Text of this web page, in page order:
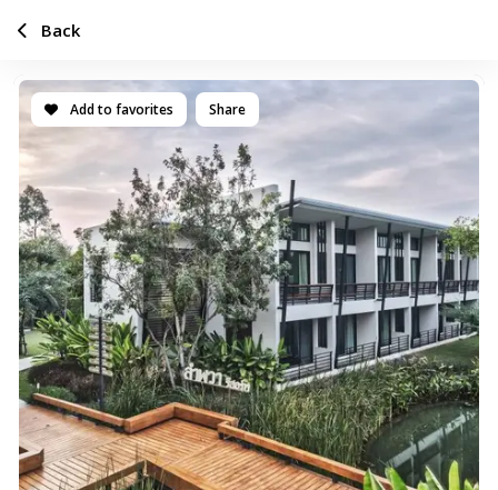
Add to favorites Share
Back